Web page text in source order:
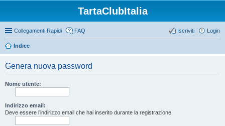
TartaClubItalia
Collegamenti Rapidi FAQ Login
Iscriviti
Indice
Genera nuova password
Nome utente:
Indirizzo email:
Deve essere l’indirizzo email che hai inserito durante la registrazione.